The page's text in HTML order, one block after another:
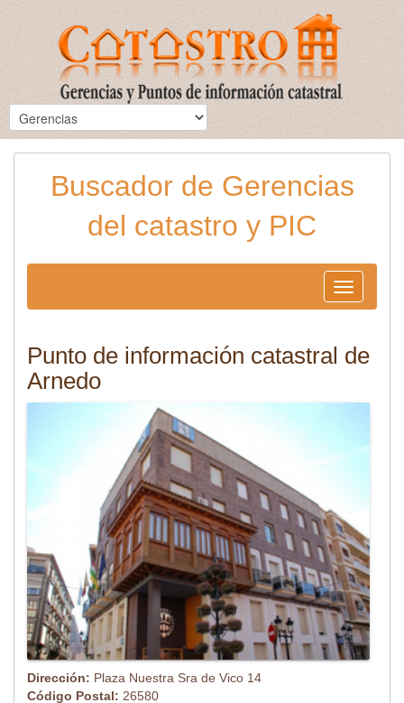
Buscador de Gerencias
del catastro y PIC
Toggle
navigation
Punto de información catastral de
Arnedo
Dirección: Plaza Nuestra Sra de Vico 14
Código Postal: 26580